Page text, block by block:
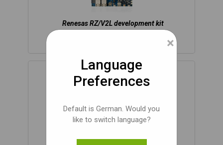
Renesas RZ/V2L development kit
×
Language
Preferences
Default is German. Would you
like to switch language?